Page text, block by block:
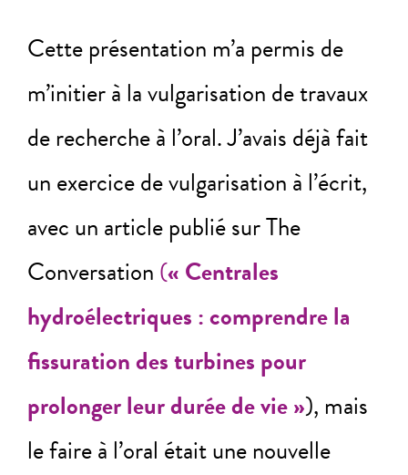
Cette présentation m’a permis de
m’initier à la vulgarisation de travaux
de recherche à l’oral. J’avais déjà fait
un exercice de vulgarisation à l’écrit,
avec un article publié sur The
Conversation (« Centrales
hydroélectriques : comprendre la
fissuration des turbines pour
prolonger leur durée de vie »), mais
le faire à l’oral était une nouvelle